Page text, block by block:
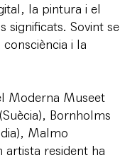
la pintura i el
significats. Sovint se
i la
Moderna Museet
Bornholms
Malmo
artista resident ha